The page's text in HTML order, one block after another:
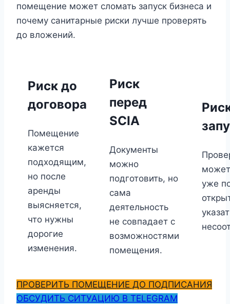
помещение может сломать запуск бизнеса и
почему санитарные риски лучше проверять
до вложений.
Риск до
договора
Помещение
кажется
подходящим,
но после
аренды
выясняется,
что нужны
дорогие
изменения.
Риск
перед
SCIA
Документы
можно
подготовить, но
сама
деятельность
не совпадает с
возможностями
помещения.
уже
ПРОВЕРИТЬ ПОМЕЩЕНИЕ ДО ПОДПИСАНИЯ
ОБСУДИТЬ СИТУАЦИЮ В TELEGRAM